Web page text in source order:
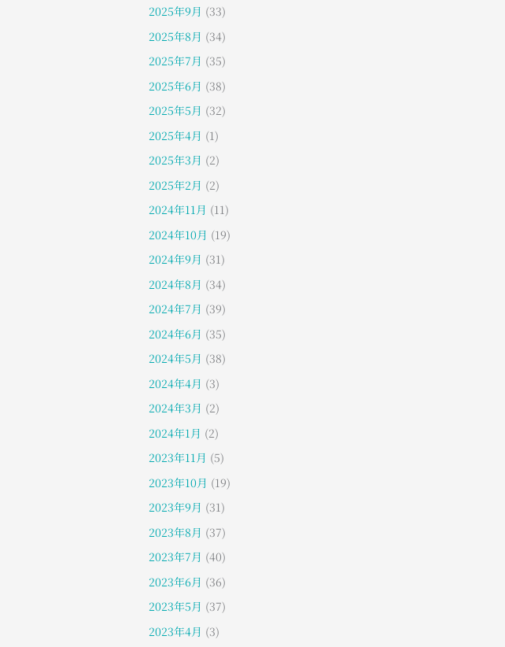
2025年9月 (33)
2025年8月 (34)
2025年7月 (35)
2025年6月 (38)
2025年5月 (32)
2025年4月 (1)
2025年3月 (2)
2025年2月 (2)
2024年11月 (11)
2024年10月 (19)
2024年9月 (31)
2024年8月 (34)
2024年7月 (39)
2024年6月 (35)
2024年5月 (38)
2024年4月 (3)
2024年3月 (2)
2024年1月 (2)
2023年11月 (5)
2023年10月 (19)
2023年9月 (31)
2023年8月 (37)
2023年7月 (40)
2023年6月 (36)
2023年5月 (37)
2023年4月 (3)